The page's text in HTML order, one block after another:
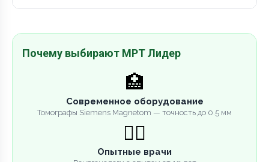
Почему выбирают МРТ Лидер
🏥
Современное оборудование
Томографы Siemens Magnetom — точность до 0.5 мм
👨‍⚕️
Опытные врачи